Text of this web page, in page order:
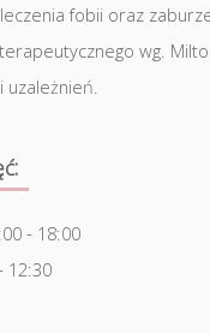
fobii oraz
wg.
- 18:00
12:30